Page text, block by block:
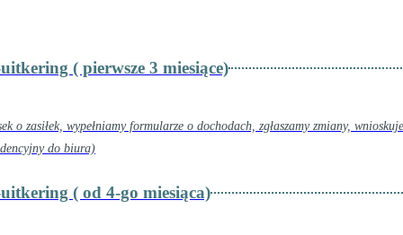
( pierwsze 3 miesiące)
o zasiłek, wypełniamy formularze o dochodach, zgłaszamy zmiany,
do biura)
( od 4-go miesiąca)